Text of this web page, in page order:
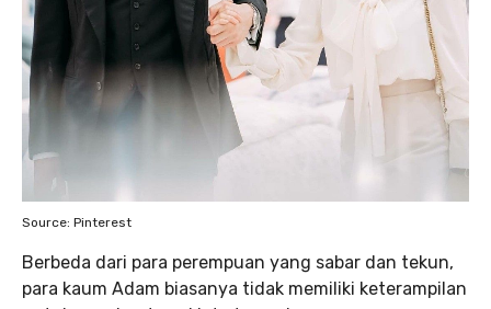
Source: Pinterest
Berbeda dari para perempuan yang sabar dan tekun,
para kaum Adam biasanya tidak memiliki keterampilan